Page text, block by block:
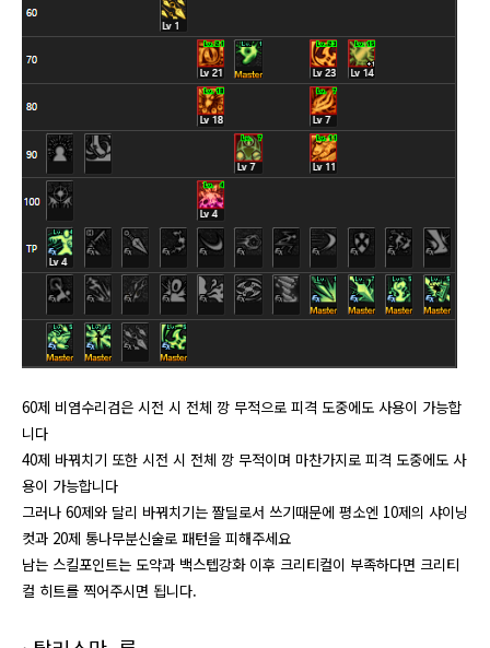
60제 비염수리검은 시전 시 전체 깡 무적으로 피격 도중에도 사용이 가능합
니다
40제 바꿔치기 또한 시전 시 전체 깡 무적​이며 마찬가지로 피격 도중에도 사
용이 가능합니다
그러나 60제와 달리 바꿔치기는 짤딜로서 쓰기때문에 평소엔 10제의 샤이닝
컷과 20제 통나무분신술로 패턴을 피해주세요
남는 스킬포인트는 도약과 백스텝강화 이후 크리티컬이 부족하다면 크리티
컬 히트를 찍어주시면 됩니다.